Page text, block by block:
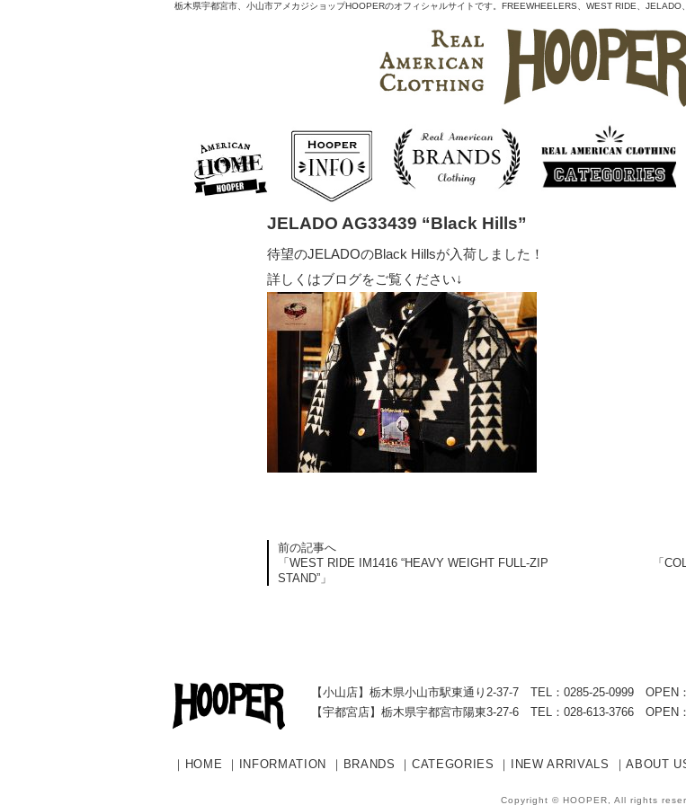
栃木県宇都宮市、小山市アメカジショップHOOPERのオフィシャルサイトです。FREEWHEELERS、WEST RIDE、
JELADO AG33439 “Black Hills”
待望のJELADOのBlack Hillsが入荷しました！
詳しくはブログをご覧ください↓
前の記事へ
「WEST RIDE IM1416 “HEAVY WEIGHT FULL-ZIP
STAND”」
「
【小山店】栃木県小山市駅東通り2-37-7 TEL：0285-25-0999 OPEN
【宇都宮店】栃木県宇都宮市陽東3-27-6 TEL：028-613-3766 OPEN
｜ HOME ｜ INFORMATION ｜ BRANDS ｜ CATEGORIES ｜ INEW ARRIVALS ｜ABOUT
Copyright © HOOPER, All rights